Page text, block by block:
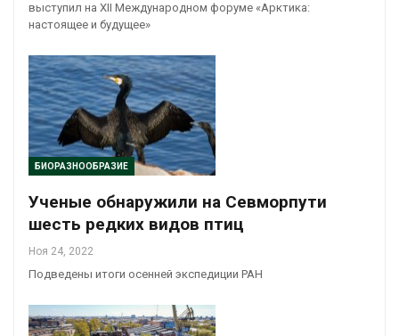
выступил на XII Международном форуме «Арктика:
настоящее и будущее»
БИОРАЗНООБРАЗИЕ
Ученые обнаружили на Севморпути
шесть редких видов птиц
Ноя 24, 2022
Подведены итоги осенней экспедиции РАН